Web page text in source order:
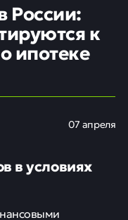
России:
к